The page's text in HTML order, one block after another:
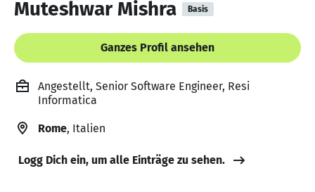
Muteshwar Mishra Basis
Ganzes Profil ansehen
Angestellt, Senior Software Engineer, Resi
Informatica
Rome, Italien
Logg Dich ein, um alle Einträge zu sehen.